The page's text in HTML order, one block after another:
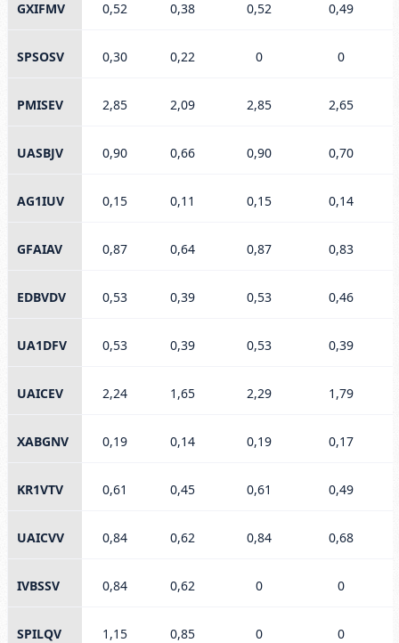
GXIFMV 0,52 0,38 0,52 0,49
SPSOSV 0,30 0,22 0 0
PMISEV 2,85 2,09 2,85 2,65
UASBJV 0,90 0,66 0,90 0,70
AG1IUV 0,15 0,11 0,15 0,14
GFAIAV 0,87 0,64 0,87 0,83
EDBVDV 0,53 0,39 0,53 0,46
UA1DFV 0,53 0,39 0,53 0,39
UAICEV 2,24 1,65 2,29 1,79
XABGNV 0,19 0,14 0,19 0,17
KR1VTV 0,61 0,45 0,61 0,49
UAICVV 0,84 0,62 0,84 0,68
IVBSSV 0,84 0,62 0 0
SPILQV 1,15 0,85 0 0